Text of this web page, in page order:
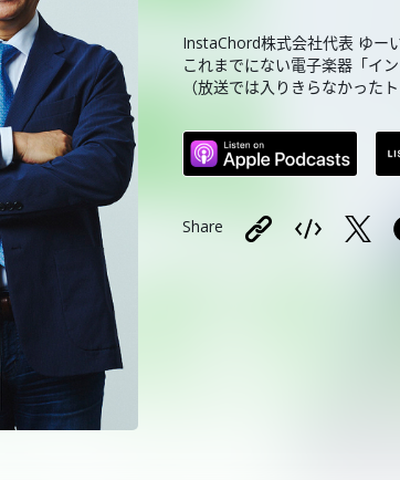
InstaChord株式会社代表 ゆー
これまでにない電子楽器「イ
（放送では入りきらなかった
Share